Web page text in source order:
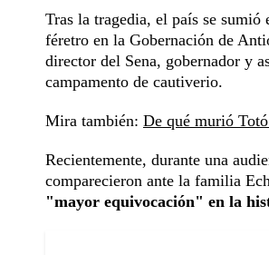
Tras la tragedia, el país se
féretro en la Gobernación de
director del Sena, gobernador y
campamento de cautiverio.
Mira también: De qué murió
Recientemente, durante una
comparecieron ante la familia
"mayor equivocación" en la